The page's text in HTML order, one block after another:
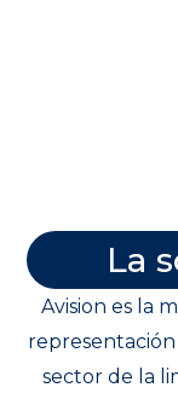
La
Avision es la
sector de la